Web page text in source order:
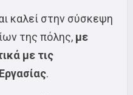
καλεί στην σύσκεψη
της πόλης, με
με τις
.